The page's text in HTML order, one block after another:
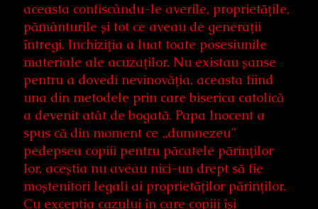
aceasta confiscându-le averile, proprietățile,
pământurile și tot ce aveau de generații
întregi. Inchiziția a luat toate posesiunile
materiale ale acuzaților. Nu existau șanse
pentru a dovedi nevinovăția, aceasta fiind
una din metodele prin care biserica catolică
a devenit atât de bogată. Papa Inocent a
spus că din moment ce „dumnezeu”
pedepsea copiii pentru păcatele părinților
lor, aceștia nu aveau nici-un drept să fie
moștenitori legali ai proprietăților părinților.
Cu excepția cazului în care copiii își